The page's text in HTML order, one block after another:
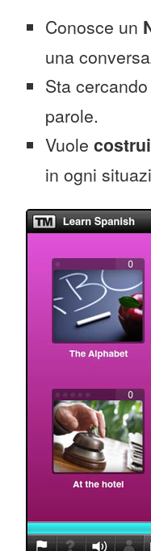
Conosce un
una
Sta
parole.
Vuole
in ogni